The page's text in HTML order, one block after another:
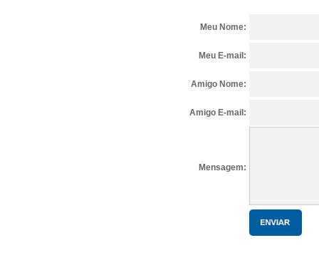
Meu Nome:
Meu E-mail:
Amigo Nome:
Amigo E-mail:
Mensagem: